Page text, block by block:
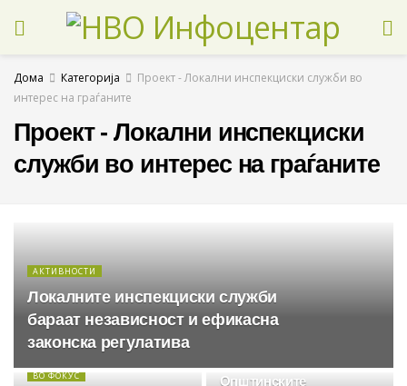
Дома Категорија
Проект - Локални инспекциски служби во
интерес на граѓаните
Проект - Локални инспекциски
служби во интерес на граѓаните
АКТИВНОСТИ
Локалните инспекциски служби
бараат независност и ефикасна
законска регулатива
ВО ФОКУС
Општинските